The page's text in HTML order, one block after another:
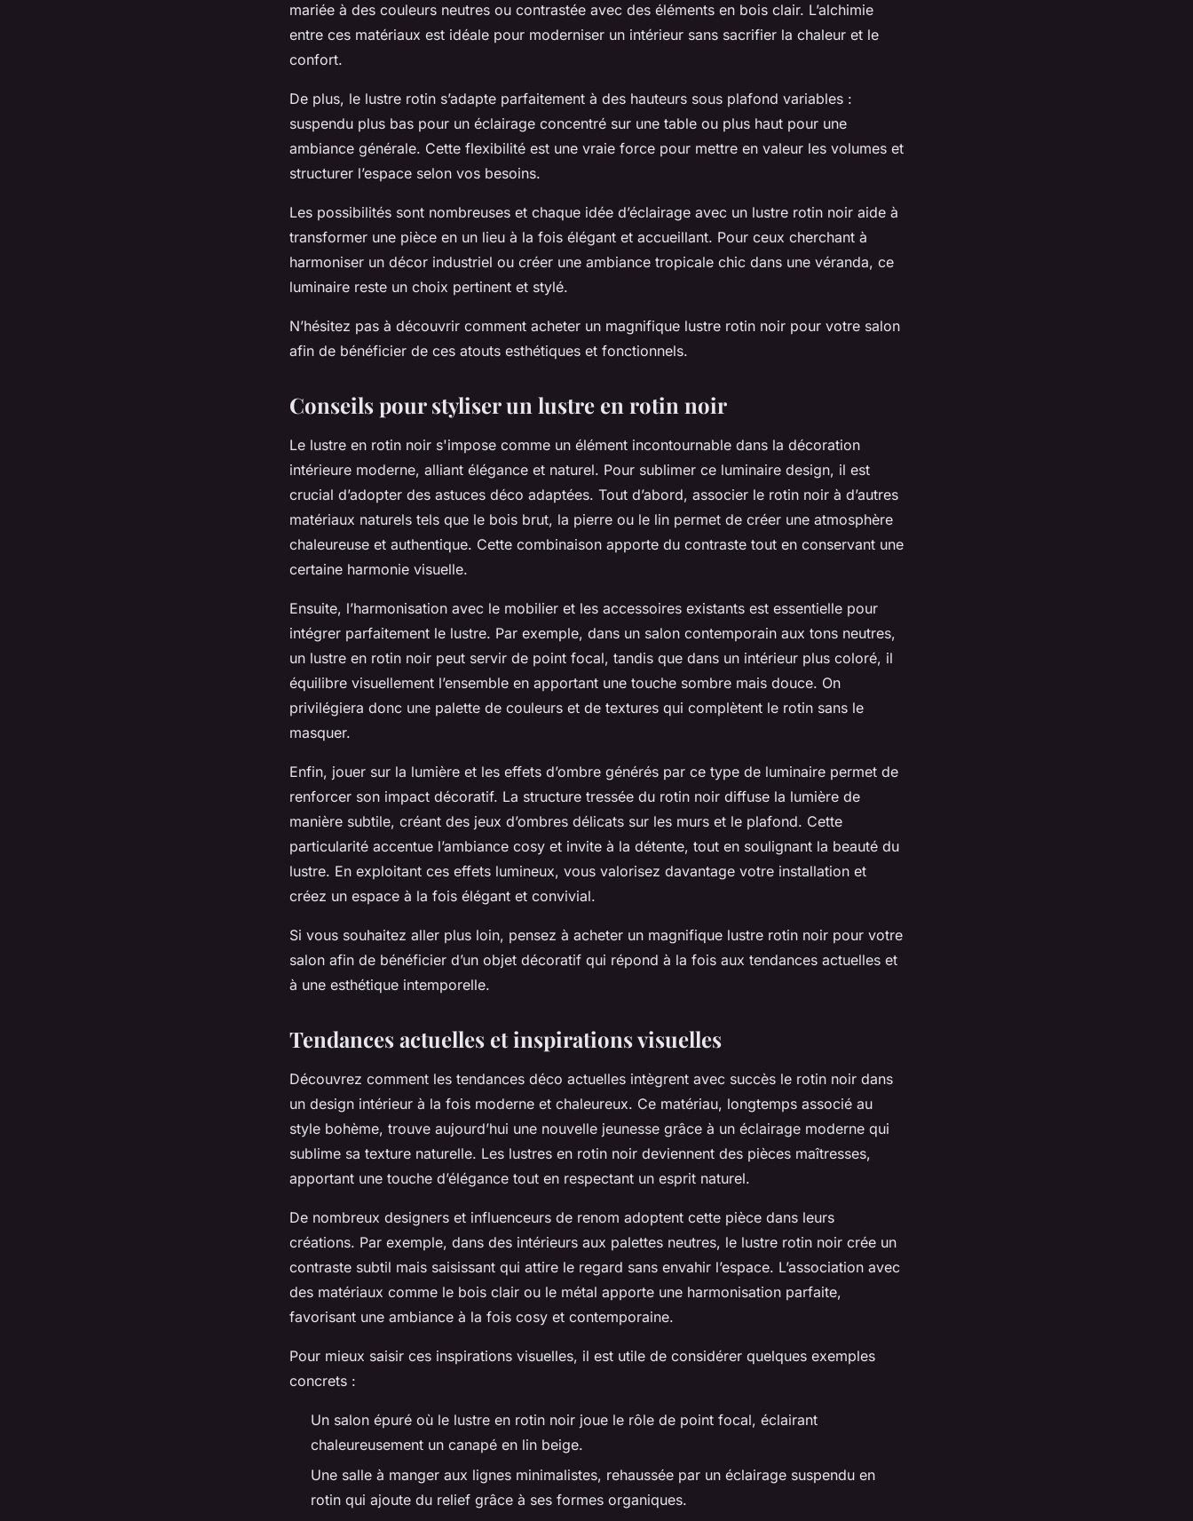
mariée à des couleurs neutres ou contrastée avec des éléments en bois clair. L’alchimie
entre ces matériaux est idéale pour moderniser un intérieur sans sacrifier la chaleur et le
confort.
De plus, le lustre rotin s’adapte parfaitement à des hauteurs sous plafond variables :
suspendu plus bas pour un éclairage concentré sur une table ou plus haut pour une
ambiance générale. Cette flexibilité est une vraie force pour mettre en valeur les volumes et
structurer l’espace selon vos besoins.
Les possibilités sont nombreuses et chaque idée d’éclairage avec un lustre rotin noir aide à
transformer une pièce en un lieu à la fois élégant et accueillant. Pour ceux cherchant à
harmoniser un décor industriel ou créer une ambiance tropicale chic dans une véranda, ce
luminaire reste un choix pertinent et stylé.
N’hésitez pas à découvrir comment acheter un magnifique lustre rotin noir pour votre salon
afin de bénéficier de ces atouts esthétiques et fonctionnels.
Conseils pour styliser un lustre en rotin noir
Le lustre en rotin noir s'impose comme un élément incontournable dans la décoration
intérieure moderne, alliant élégance et naturel. Pour sublimer ce luminaire design, il est
crucial d’adopter des astuces déco adaptées. Tout d’abord, associer le rotin noir à d’autres
matériaux naturels tels que le bois brut, la pierre ou le lin permet de créer une atmosphère
chaleureuse et authentique. Cette combinaison apporte du contraste tout en conservant une
certaine harmonie visuelle.
Ensuite, l’harmonisation avec le mobilier et les accessoires existants est essentielle pour
intégrer parfaitement le lustre. Par exemple, dans un salon contemporain aux tons neutres,
un lustre en rotin noir peut servir de point focal, tandis que dans un intérieur plus coloré, il
équilibre visuellement l’ensemble en apportant une touche sombre mais douce. On
privilégiera donc une palette de couleurs et de textures qui complètent le rotin sans le
masquer.
Enfin, jouer sur la lumière et les effets d’ombre générés par ce type de luminaire permet de
renforcer son impact décoratif. La structure tressée du rotin noir diffuse la lumière de
manière subtile, créant des jeux d’ombres délicats sur les murs et le plafond. Cette
particularité accentue l’ambiance cosy et invite à la détente, tout en soulignant la beauté du
lustre. En exploitant ces effets lumineux, vous valorisez davantage votre installation et
créez un espace à la fois élégant et convivial.
Si vous souhaitez aller plus loin, pensez à acheter un magnifique lustre rotin noir pour votre
salon afin de bénéficier d’un objet décoratif qui répond à la fois aux tendances actuelles et
à une esthétique intemporelle.
Tendances actuelles et inspirations visuelles
Découvrez comment les tendances déco actuelles intègrent avec succès le rotin noir dans
un design intérieur à la fois moderne et chaleureux. Ce matériau, longtemps associé au
style bohème, trouve aujourd’hui une nouvelle jeunesse grâce à un éclairage moderne qui
sublime sa texture naturelle. Les lustres en rotin noir deviennent des pièces maîtresses,
apportant une touche d’élégance tout en respectant un esprit naturel.
De nombreux designers et influenceurs de renom adoptent cette pièce dans leurs
créations. Par exemple, dans des intérieurs aux palettes neutres, le lustre rotin noir crée un
contraste subtil mais saisissant qui attire le regard sans envahir l’espace. L’association avec
des matériaux comme le bois clair ou le métal apporte une harmonisation parfaite,
favorisant une ambiance à la fois cosy et contemporaine.
Pour mieux saisir ces inspirations visuelles, il est utile de considérer quelques exemples
concrets :
Un salon épuré où le lustre en rotin noir joue le rôle de point focal, éclairant
chaleureusement un canapé en lin beige.
Une salle à manger aux lignes minimalistes, rehaussée par un éclairage suspendu en
rotin qui ajoute du relief grâce à ses formes organiques.